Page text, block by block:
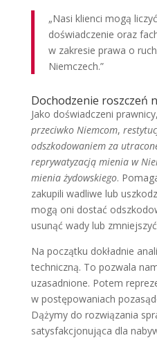
„Nasi klienci mogą
doświadczenie oraz
w zakresie prawa o
Niemczech.”
Dochodzenie roszczeń
Jako doświadczeni
przeciwko Niemcom,
odszkodowaniem za
reprywatyzacją mienia w
mienia żydowskiego.
zakupili wadliwe lub
mogą oni dostać
usunąć wady lub
Na początku dokładnie
techniczną. To pozwala
uzasadnione. Potem
w postępowaniach
Dążymy do rozwiązania
satysfakcjonująca dla